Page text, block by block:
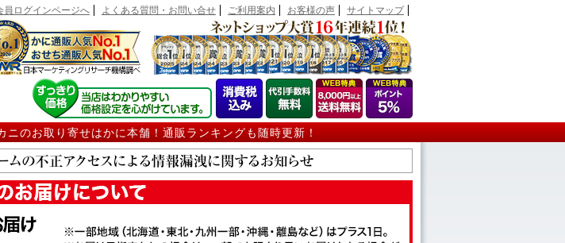
員ログインページへ よくある質問・お問い合せ ご利用案内 お客様の声 サイトマップ
のお取り寄せはかに本舗！通販ランキングも随時更新！